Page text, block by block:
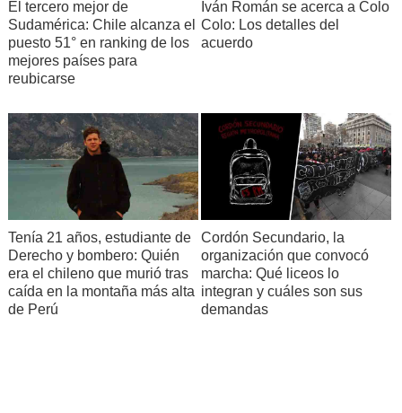
El tercero mejor de
Sudamérica: Chile alcanza el
puesto 51° en ranking de los
mejores países para
reubicarse
Iván Román se acerca a Colo
Colo: Los detalles del
acuerdo
Tenía 21 años, estudiante de
Derecho y bombero: Quién
era el chileno que murió tras
caída en la montaña más alta
de Perú
Cordón Secundario, la
organización que convocó
marcha: Qué liceos lo
integran y cuáles son sus
demandas